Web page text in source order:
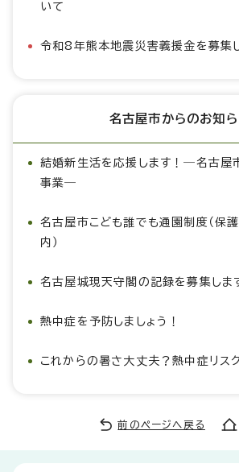
いて
令和8年熊本地震災害義援金を募集
名古屋市からのお知
結婚新生活を応援します！―名古屋
事業―
名古屋市こども誰でも通園制度（保
内）
名古屋城現天守閣の記録を募集しま
熱中症を予防しましょう！
これからの暑さ大丈夫？熱中症リス
前のページへ戻る